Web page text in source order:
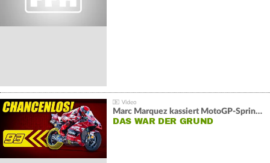
Marc Marquez kassiert MotoGP-Sprint-Schlappe:
DAS WAR DER GRUND